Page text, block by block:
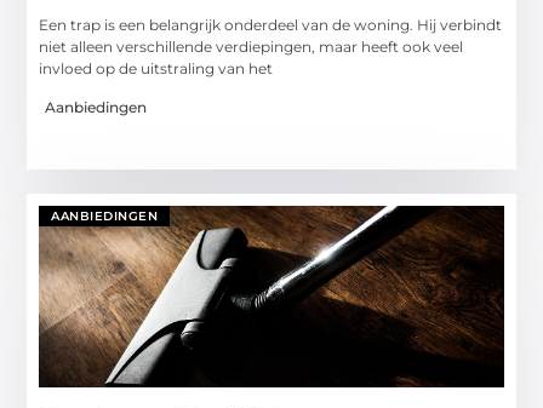
Een trap is een belangrijk onderdeel van de woning. Hij verbindt
niet alleen verschillende verdiepingen, maar heeft ook veel
invloed op de uitstraling van het
Aanbiedingen
AANBIEDINGEN